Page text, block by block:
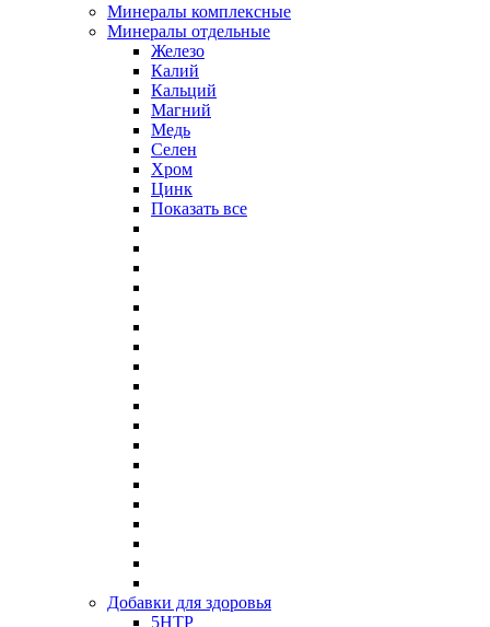
Минералы комплексные
Минералы отдельные
Железо
Калий
Кальций
Магний
Медь
Селен
Хром
Цинк
Показать все
Добавки для здоровья
5HTP